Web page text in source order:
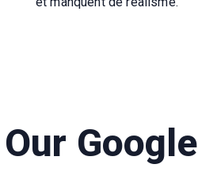
Our Google